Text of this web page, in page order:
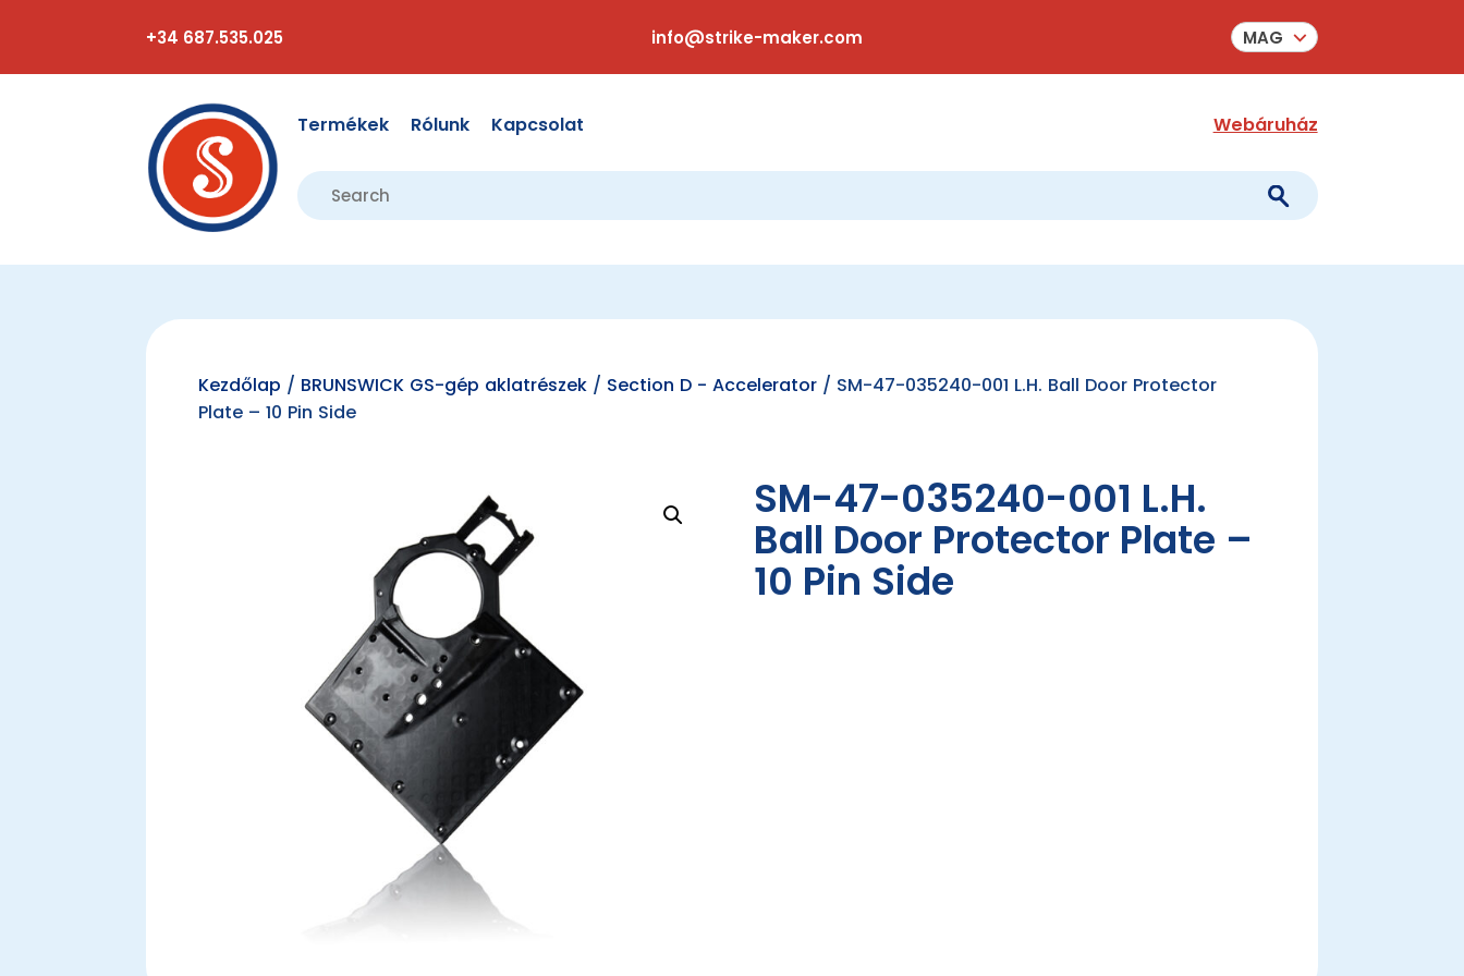
+34 687.535.025 info@strike-maker.com MAG
Termékek Rólunk Kapcsolat Webáruház
Kezdőlap / BRUNSWICK GS-gép aklatrészek / Section D - Accelerator / SM-47-035240-001 L.H. Ball Door Protector
Plate – 10 Pin Side
SM-47-035240-001 L.H.
Ball Door Protector Plate –
10 Pin Side